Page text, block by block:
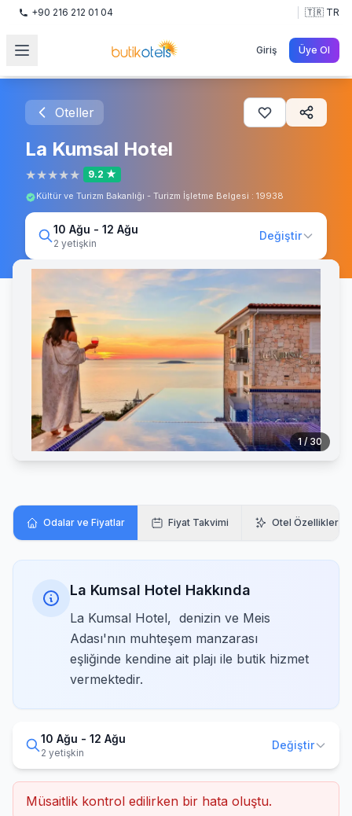
+90 216 212 01 04 🇹🇷 TR
Giriş Üye Ol
Oteller
La Kumsal Hotel
★★★★★ 9.2 ★
Kültür ve Turizm Bakanlığı - Turizm İşletme Belgesi : 19938
10 Ağu - 12 Ağu
2 yetişkin
Değiştir
1 / 30
Odalar ve Fiyatlar Fiyat Takvimi Otel Özellikleri
La Kumsal Hotel Hakkında
La Kumsal Hotel, denizin ve Meis
Adası'nın muhteşem manzarası
eşliğinde kendine ait plajı ile butik hizmet
vermektedir.
10 Ağu - 12 Ağu
2 yetişkin
Değiştir
Müsaitlik kontrol edilirken bir hata oluştu.